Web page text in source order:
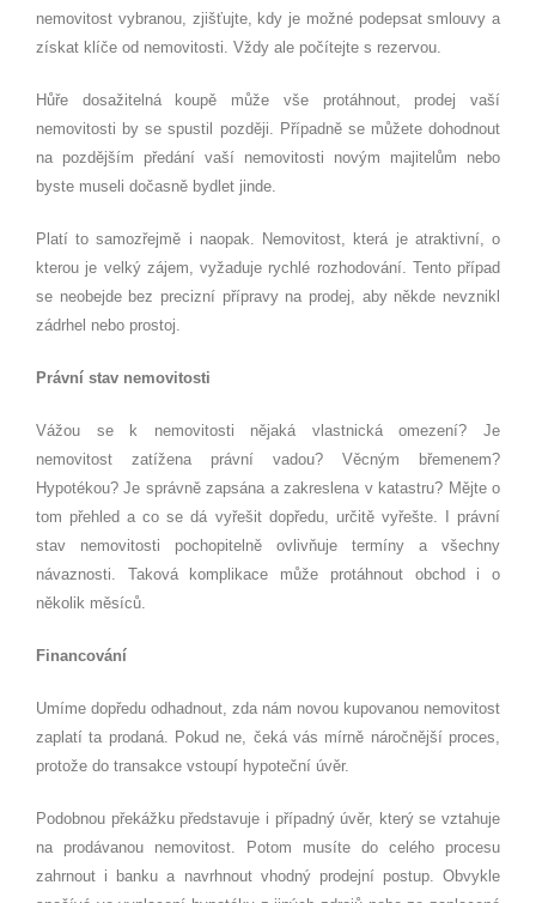
nemovitost vybranou, zjišťujte, kdy je možné podepsat smlouvy a
získat klíče od nemovitosti. Vždy ale počítejte s rezervou.
Hůře dosažitelná koupě může vše protáhnout, prodej vaší
nemovitosti by se spustil později. Případně se můžete dohodnout
na pozdějším předání vaší nemovitosti novým majitelům nebo
byste museli dočasně bydlet jinde.
Platí to samozřejmě i naopak. Nemovitost, která je atraktivní, o
kterou je velký zájem, vyžaduje rychlé rozhodování. Tento případ
se neobejde bez precizní přípravy na prodej, aby někde nevznikl
zádrhel nebo prostoj.
Právní stav nemovitosti
Vážou se k nemovitosti nějaká vlastnická omezení? Je
nemovitost zatížena právní vadou? Věcným břemenem?
Hypotékou? Je správně zapsána a zakreslena v katastru? Mějte o
tom přehled a co se dá vyřešit dopředu, určitě vyřešte. I právní
stav nemovitosti pochopitelně ovlivňuje termíny a všechny
návaznosti. Taková komplikace může protáhnout obchod i o
několik měsíců.
Financování
Umíme dopředu odhadnout, zda nám novou kupovanou nemovitost
zaplatí ta prodaná. Pokud ne, čeká vás mírně náročnější proces,
protože do transakce vstoupí hypoteční úvěr.
Podobnou překážku představuje i případný úvěr, který se vztahuje
na prodávanou nemovitost. Potom musíte do celého procesu
zahrnout i banku a navrhnout vhodný prodejní postup. Obvykle